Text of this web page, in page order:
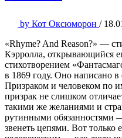
by Кот Оксюморон /
«Rhyme? And Reason?» —
Кэрролла, открывающийся
стихотворением
в 1869 году. Оно написано
Призраком и человеком по
призрак не слишком
такими же желаниями и
рутинными обязанностями
звенеть цепями. Вот